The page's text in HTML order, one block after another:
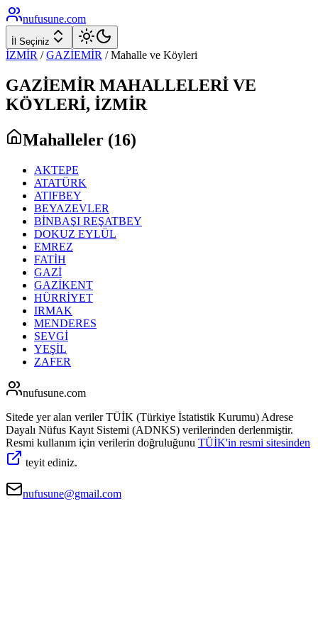
nufusune.com
İl Seçiniz
İZMİR / GAZİEMİR / Mahalle ve Köyleri
GAZİEMİR MAHALLELERİ VE
KÖYLERİ, İZMİR
Mahalleler (16)
AKTEPE
ATATÜRK
ATIFBEY
BEYAZEVLER
BİNBAŞI REŞATBEY
DOKUZ EYLÜL
EMREZ
FATİH
GAZİ
GAZİKENT
HÜRRİYET
IRMAK
MENDERES
SEVGİ
YEŞİL
ZAFER
nufusune.com
Sitede yer alan veriler TÜİK (Türkiye İstatistik Kurumu) Adrese
Dayalı Nüfus Kayıt Sistemi (ADNKS) verilerinden derlenmiştir.
Resmi kullanım için verilerin doğruluğunu TÜİK'in resmi sitesinden
teyit ediniz.
nufusune@gmail.com